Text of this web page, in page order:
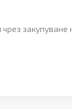
закупуване